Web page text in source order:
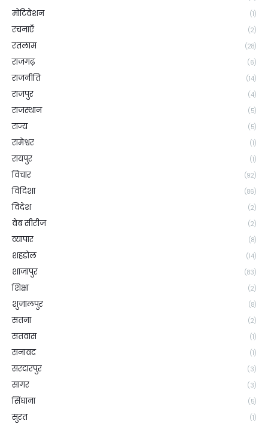
मोटिवेशन (1)
रचनाएँ (2)
रतलाम (28)
राजगढ़ (6)
राजनीति (14)
राजपुर (4)
राजस्थान (5)
राज्य (5)
रामेश्वर (1)
रायपुर (1)
विचार (92)
विदिशा (86)
विदेश (2)
वेब सीरीज (2)
व्यापार (8)
शहडोल (14)
शाजापुर (83)
शिक्षा (2)
शुजालपुर (8)
सतना (2)
सतवास (1)
सनावद (1)
सरदारपुर (3)
सागर (3)
सिंघाना (5)
सुरत (1)